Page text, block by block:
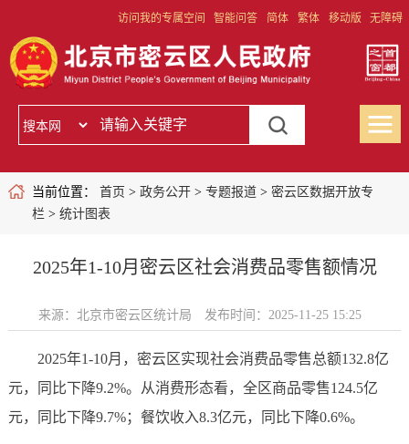
访问我的专属空间 智能问答 简体 繁体 移动版 无障碍
当前位置： 首页 > 政务公开> 专题报道> 密云区数据开放专
栏 > 统计图表
2025年1-10月密云区社会消费品零售额情况
来源：北京市密云区统计局 发布时间：2025-11-25 15:25
2025年1-10月，密云区实现社会消费品零售总额132.8亿
元，同比下降9.2%。从消费形态看，全区商品零售124.5亿
元，同比下降9.7%；餐饮收入8.3亿元，同比下降0.6%。